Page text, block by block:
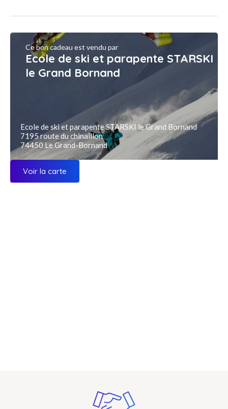
Ce bon cadeau est vendu par
Ecole de ski et parapente STARSKI
le Grand Bornand
Ecole de ski et parapente STARSKI le Grand Bornand
7195 route du chinaillon
74450 Le Grand-Bornand
Voir la carte